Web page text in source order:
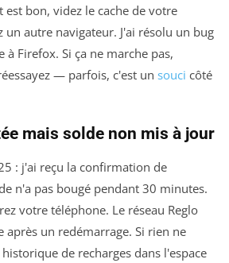
est bon, videz le cache de votre
un autre navigateur. J'ai résolu un bug
à Firefox. Si ça ne marche pas,
— parfois, c'est un souci côté
mais solde non mis à jour
: j'ai reçu la confirmation de
n'a pas bougé pendant 30 minutes.
votre téléphone. Le réseau Reglo
après un redémarrage. Si rien ne
de recharges dans l'espace